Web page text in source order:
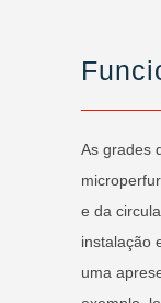
As grades
e da
instalação
uma